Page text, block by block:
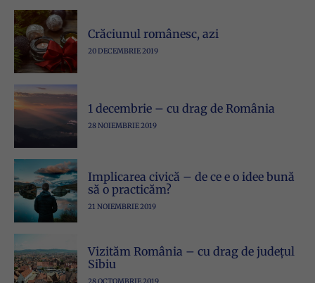
Crăciunul românesc, azi
20 DECEMBRIE 2019
1 decembrie – cu drag de România
28 NOIEMBRIE 2019
Implicarea civică – de ce e o idee bună
să o practicăm?
21 NOIEMBRIE 2019
Vizităm România – cu drag de județul
Sibiu